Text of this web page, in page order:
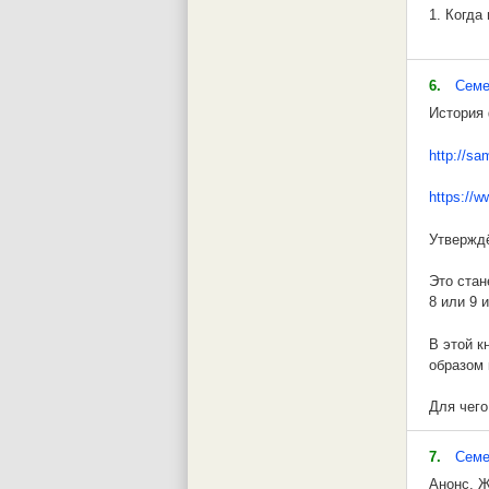
1. Когда
1913
Это
Однако
6.
http://
https://
Это
8 или 9
В этой
образом
Для
Вы
7.
Анонс.